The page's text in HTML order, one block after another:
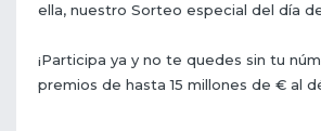
ella, nuestro Sorteo especial del día
¡Participa ya y no te quedes sin tu
premios de hasta 15 millones de € al